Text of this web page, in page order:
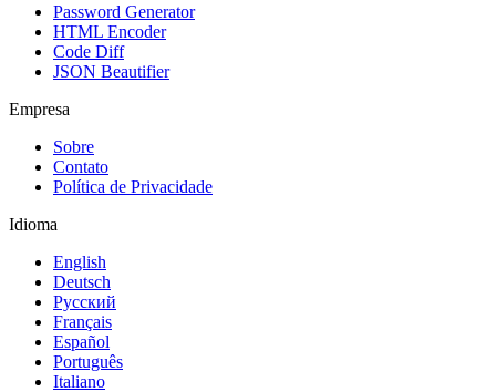
Password Generator
HTML Encoder
Code Diff
JSON Beautifier
Empresa
Sobre
Contato
Política de Privacidade
Idioma
English
Deutsch
Русский
Français
Español
Português
Italiano